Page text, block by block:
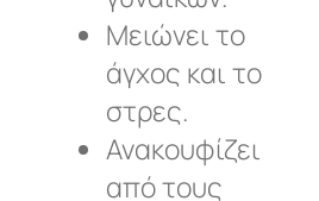
Μειώνει το
άγχος και το
στρες.
Ανακουφίζει
από τους